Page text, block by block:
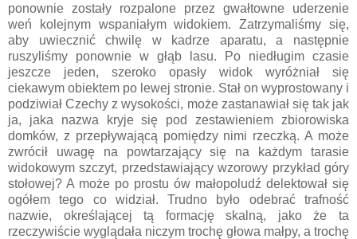
ponownie zostały rozpalone przez gwałtowne uderzenie
weń kolejnym wspaniałym widokiem. Zatrzymaliśmy się,
aby uwiecznić chwilę w kadrze aparatu, a następnie
ruszyliśmy ponownie w głąb lasu. Po niedługim czasie
jeszcze jeden, szeroko opasły widok wyróżniał się
ciekawym obiektem po lewej stronie. Stał on wyprostowany i
podziwiał Czechy z wysokości, może zastanawiał się tak jak
ja, jaka nazwa kryje się pod zestawieniem zbiorowiska
domków, z przepływającą pomiędzy nimi rzeczką. A może
zwrócił uwagę na powtarzający się na każdym tarasie
widokowym szczyt, przedstawiający wzorowy przykład góry
stołowej? A może po prostu ów małopoludź delektował się
ogółem tego co widział. Trudno było odebrać trafność
nazwie, określającej tą formację skalną, jako że ta
rzeczywiście wyglądała niczym trochę głowa małpy, a trochę